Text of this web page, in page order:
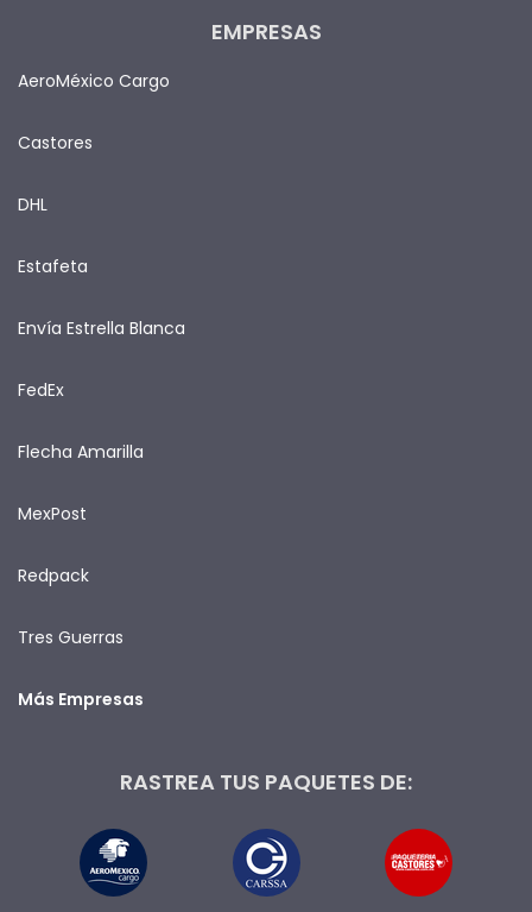
EMPRESAS
AeroMéxico Cargo
Castores
DHL
Estafeta
Envía Estrella Blanca
FedEx
Flecha Amarilla
MexPost
Redpack
Tres Guerras
Más Empresas
RASTREA TUS PAQUETES DE: